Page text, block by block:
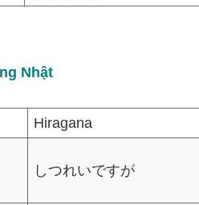
Nhật
Hiragana
しつれいですが